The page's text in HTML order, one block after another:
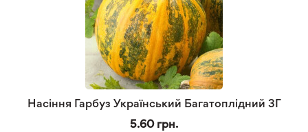
Насіння Гарбуз Український Багатоплідний 3Г
5.60 грн.